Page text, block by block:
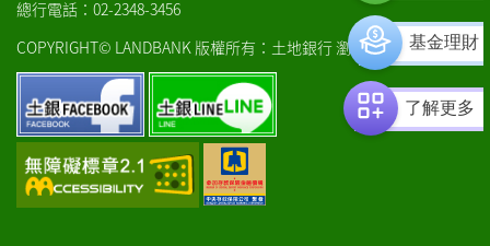
總行電話：02-2348-3456
COPYRIGHT© LANDBANK 版權所有：土地銀行瀏覽器建議
土
銀
facebook
line
過
AA
存
基金理財
了解更多